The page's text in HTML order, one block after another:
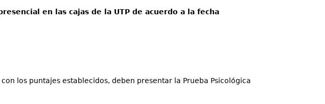
en las cajas de la UTP de acuerdo a la fecha
los puntajes establecidos, deben presentar la Prueba Psicológica